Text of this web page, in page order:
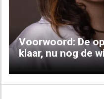
Voorwoord: De
klaar, nu nog de